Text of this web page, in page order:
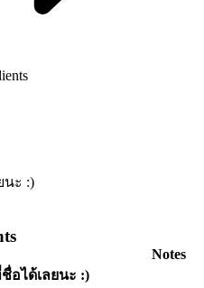
นะ :)
อได้เลยนะ :)
Notes